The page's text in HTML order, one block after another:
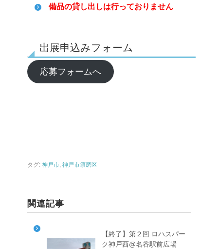
備品の貸し出しは行っておりません
出展申込みフォーム
応募フォームへ
タグ: 神戸市, 神戸市須磨区
関連記事
【終了】第２回 ロハスパー
ク神戸西@名谷駅前広場